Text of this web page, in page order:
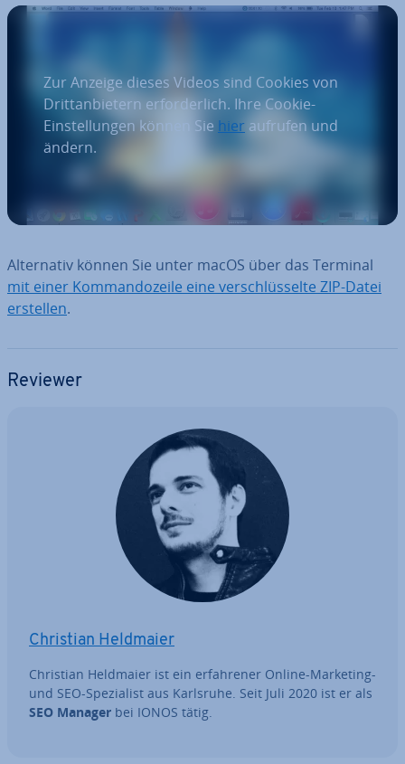
Zur Anzeige dieses Videos sind Cookies von
Drittanbietern erforderlich. Ihre Cookie-
Einstellungen können Sie hier aufrufen und
ändern.
Al­ter­na­tiv können Sie unter macOS über das Terminal
mit einer Kom­man­do­zei­le eine ver­schlüs­sel­te ZIP-Datei
erstellen.
Reviewer
Christian Heldmaier
Christian Heldmaier ist ein er­fah­re­ner Online-Marketing-
und SEO-Spe­zia­list aus Karlsruhe. Seit Juli 2020 ist er als
SEO Manager bei IONOS tätig.